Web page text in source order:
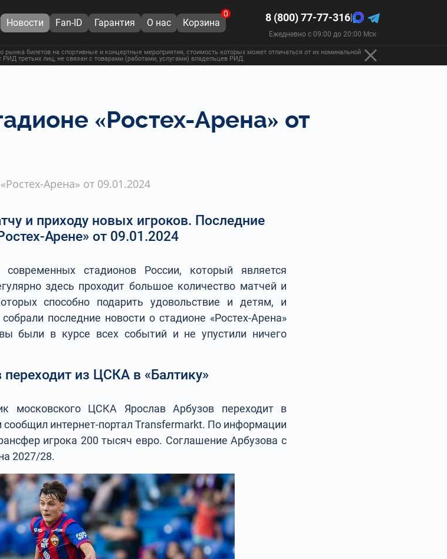
Новости Fan-ID Гарантия О нас Корзина
0 8 (800) 77-77-316|
Ежедневно с 09:00 до 20:00 Мск
билетов на спортивные и концертные мероприятия, стоимость которых может отличаться от их номинальной
РИД третьих лиц, не связан с товарами (работами, услугами) владельцев РИД.
«Ростех-Арена» от
Арена» от 09.01.2024
и приходу новых игроков. Последние
Арене» от 09.01.2024
стадионов России, который является
здесь проходит большое количество матчей и
способно подарить удовольствие и детям, и
последние новости о стадионе «Ростех-Арена»
были в курсе всех событий и не упустили ничего
переходит из ЦСКА в «Балтику»
московского ЦСКА Ярослав Арбузов переходит в
сообщил интернет-портал Transfermarkt. По информации
игрока 200 тысяч евро. Соглашение Арбузова с
2027/28.